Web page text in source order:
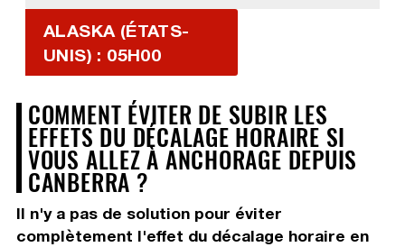
ALASKA (ÉTATS-
UNIS) : 05H00
COMMENT ÉVITER DE SUBIR LES
EFFETS DU DÉCALAGE HORAIRE SI
VOUS ALLEZ À ANCHORAGE DEPUIS
CANBERRA ?
Il n'y a pas de solution pour éviter
complètement l'effet du décalage horaire en